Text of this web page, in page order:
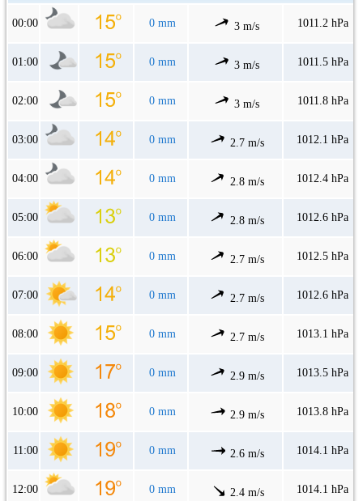
00:00 0 mm 3 m/s 1011.2 hPa
01:00 0 mm 3 m/s 1011.5 hPa
02:00 0 mm 3 m/s 1011.8 hPa
03:00 0 mm 2.7 m/s 1012.1 hPa
04:00 0 mm 2.8 m/s 1012.4 hPa
05:00 0 mm 2.8 m/s 1012.6 hPa
06:00 0 mm 2.7 m/s 1012.5 hPa
07:00 0 mm 2.7 m/s 1012.6 hPa
08:00 0 mm 2.7 m/s 1013.1 hPa
09:00 0 mm 2.9 m/s 1013.5 hPa
10:00 0 mm 2.9 m/s 1013.8 hPa
11:00 0 mm 2.6 m/s 1014.1 hPa
12:00 0 mm 2.4 m/s 1014.1 hPa